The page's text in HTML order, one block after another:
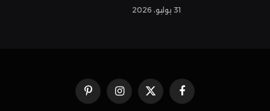
31 يوليو، 2026
فيسبوكX
الانستغرامبينتيريست